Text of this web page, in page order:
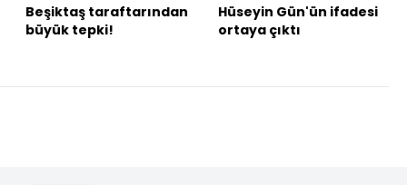
Beşiktaş taraftarından
büyük tepki!
Hüseyin Gün'ün ifadesi
ortaya çıktı